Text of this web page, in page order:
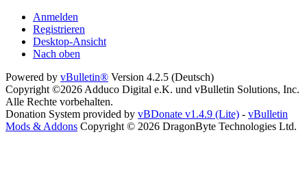
Anmelden
Registrieren
Desktop-Ansicht
Nach oben
Powered by vBulletin® Version 4.2.5 (Deutsch)
Copyright ©2026 Adduco Digital e.K. und vBulletin Solutions, Inc.
Alle Rechte vorbehalten.
Donation System provided by vBDonate v1.4.9 (Lite) - vBulletin
Mods & Addons Copyright © 2026 DragonByte Technologies Ltd.